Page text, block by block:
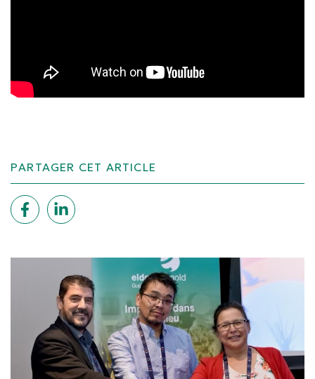
PARTAGER CET ARTICLE